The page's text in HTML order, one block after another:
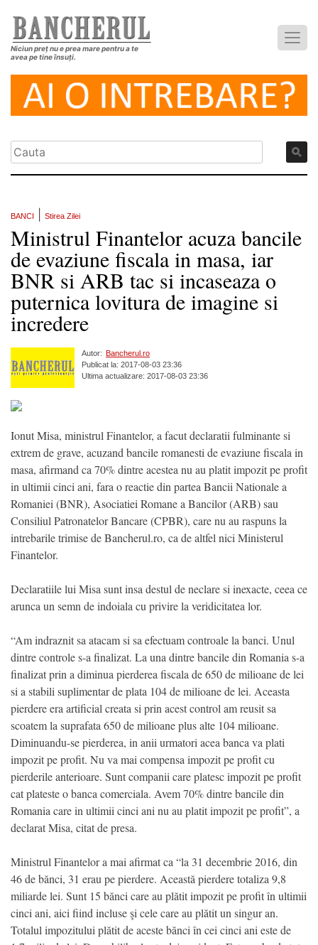
Niciun preț nu e prea mare pentru a te
avea pe tine însuți.
BANCI Stirea Zilei
Ministrul Finantelor acuza bancile
de evaziune fiscala in masa, iar
BNR si ARB tac si incaseaza o
puternica lovitura de imagine si
incredere
Autor: Bancherul.ro
Publicat la: 2017-08-03 23:36
Ultima actualizare: 2017-08-03 23:36
Ionut Misa, ministrul Finantelor, a facut declaratii fulminante si
extrem de grave, acuzand bancile romanesti de evaziune fiscala in
masa, afirmand ca 70% dintre acestea nu au platit impozit pe profit
in ultimii cinci ani, fara o reactie din partea Bancii Nationale a
Romaniei (BNR), Asociatiei Romane a Bancilor (ARB) sau
Consiliul Patronatelor Bancare (CPBR), care nu au raspuns la
intrebarile trimise de Bancherul.ro, ca de altfel nici Ministerul
Finantelor.
Declaratiile lui Misa sunt insa destul de neclare si inexacte, ceea ce
arunca un semn de indoiala cu privire la veridicitatea lor.
“Am indraznit sa atacam si sa efectuam controale la banci. Unul
dintre controle s-a finalizat. La una dintre bancile din Romania s-a
finalizat prin a diminua pierderea fiscala de 650 de milioane de lei
si a stabili suplimentar de plata 104 de milioane de lei. Aceasta
pierdere era artificial creata si prin acest control am reusit sa
scoatem la suprafata 650 de milioane plus alte 104 milioane.
Diminuandu-se pierderea, in anii urmatori acea banca va plati
impozit pe profit. Nu va mai compensa impozit pe profit cu
pierderile anterioare. Sunt companii care platesc impozit pe profit
cat plateste o banca comerciala. Avem 70% dintre bancile din
Romania care in ultimii cinci ani nu au platit impozit pe profit”, a
declarat Misa, citat de presa.
Ministrul Finantelor a mai afirmat ca “la 31 decembrie 2016, din
46 de bănci, 31 erau pe pierdere. Această pierdere totaliza 9,8
miliarde lei. Sunt 15 bănci care au plătit impozit pe profit în ultimii
cinci ani, aici fiind incluse şi cele care au plătit un singur an.
Totalul impozitului plătit de aceste bănci în cei cinci ani este de